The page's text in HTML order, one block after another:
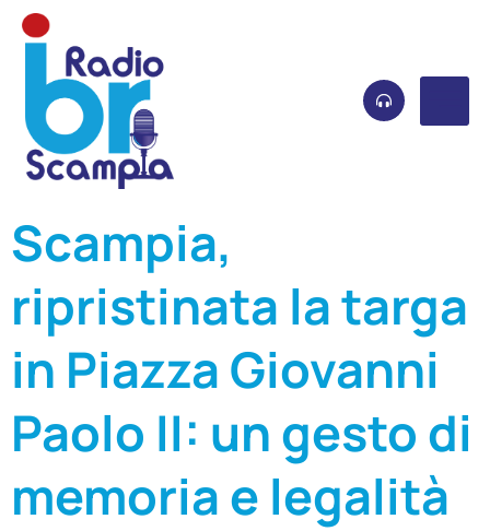
Scampia,
ripristinata la targa
in Piazza Giovanni
Paolo II: un gesto di
memoria e legalità